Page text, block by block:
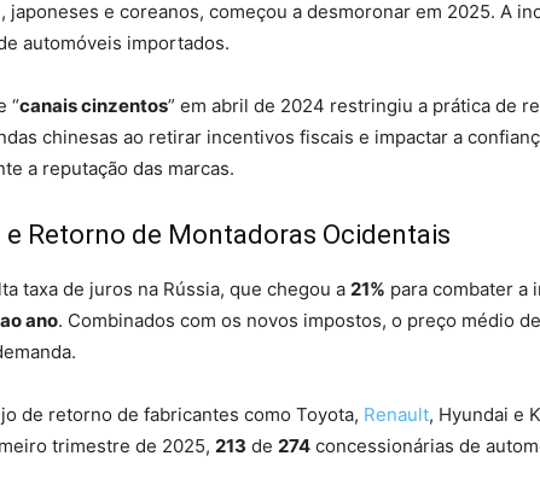
e coreanos, começou a desmoronar em 2025. A
automóveis importados.
“canais cinzentos” em abril de 2024 restringiu a prática de
chinesas ao retirar incentivos fiscais e impactar a
a reputação das marcas.
e Retorno de Montadoras Ocidentais
taxa de juros na Rússia, que chegou a 21% para combater a
ano. Combinados com os novos impostos, o preço médio
de retorno de fabricantes como Toyota, Renault, Hyundai e
trimestre de 2025, 213 de 274 concessionárias de